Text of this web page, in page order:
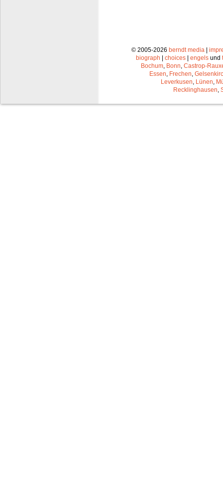
© 2005-2026 berndt media |
biograph | choices | engels und
Bochum Bonn Castrop-
Essen Frechen
Leverkusen Lünen
Recklinghausen